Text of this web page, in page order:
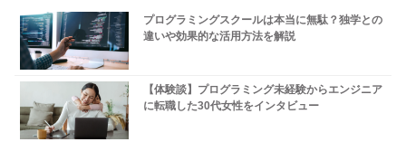
プログラミングスクールは本当に無駄？独学との
違いや効果的な活用方法を解説
【体験談】プログラミング未経験からエンジニア
に転職した30代女性をインタビュー